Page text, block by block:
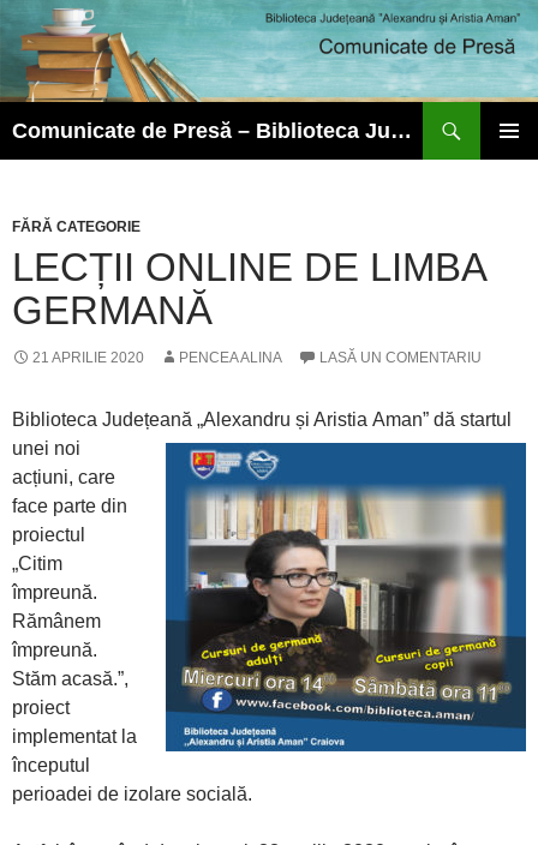
Comunicate de Presă – Biblioteca Județeană ”Alexandru și Aristia Aman”
FĂRĂ CATEGORIE
LECȚII ONLINE DE LIMBA
GERMANĂ
21 APRILIE 2020 PENCEA ALINA LASĂ UN COMENTARIU
Biblioteca Județeană „Alexandru și Aristia Aman” dă startul
unei noi
acțiuni, care
face parte din
proiectul
„Citim
împreună.
Rămânem
împreună.
Stăm acasă.”,
proiect
implementat la
începutul
perioadei de izolare socială.